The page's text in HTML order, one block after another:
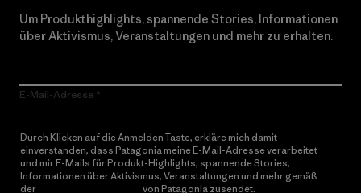
Um Produkthighlights, spannende Stories, Informationen
über Aktivismus, Veranstaltungen und mehr zu erhalten.
E-Mail-Adresse
Durch Klicken auf die Anmelden Taste, erkläre mich damit
einverstanden, dass Patagonia meine E-Mail-Adresse verarbeitet
und mir E-Mails für Produkt-Highlights, spannende Stories,
Informationen über Aktivismus, Veranstaltungen und mehr gemäß
der
von Patagonia zusendet.